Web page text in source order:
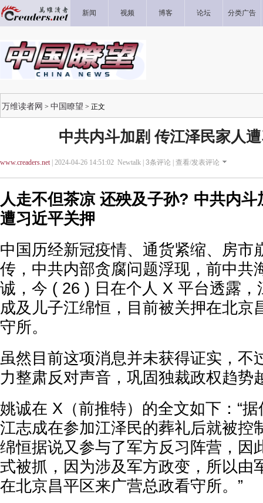
新闻 视频 博客 论坛 分类广告
万维读者网 > 中国瞭望 > 正文
中共内斗加剧 传江泽民家人
www.creaders.net| 2024-04-26 14:51:02 Newtalk | 3条评论 | 查看/发表评论
人走不但茶凉 还殃及子孙? 中共内
遭习近平关押
中国历经新冠疫情、通货紧缩、房市
传，中共内部贪腐问题浮现，前中共
诚，今 ( 26 ) 日在个人 X 平台透露，
成及儿子江绵恒，目前被关押在北京
守所。
虽然目前这项消息并未获得证实，不
力整肃反对声音，巩固独裁政权趋势
姚诚在 X（前推特）的全文如下：“
江志成在参加江泽民的葬礼后就被控
绵恒据说又参与了军方反习阵营，因
式被抓，因为涉及军方政变，所以由
在北京昌平区来广营总政看守所。”